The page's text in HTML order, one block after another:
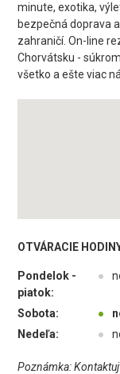
minute, exotika,
bezpečná doprava
zahraničí. On-line
Chorvátsku -
všetko a ešte viac
OTVÁRACIE
Pondelok -
piatok:
●
Sobota: ●
Nedeľa: ●
Poznámka: